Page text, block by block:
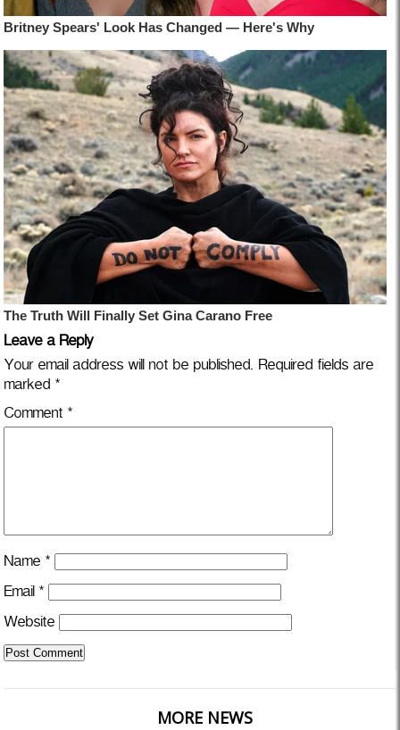
Leave a Reply
Your email address will not be published. Required fields are
marked *
Comment *
Name *
Email *
Website
MORE NEWS